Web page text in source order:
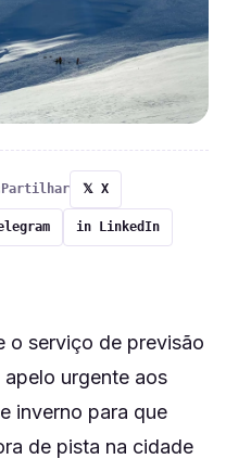
Partilhar 𝕏 X
in LinkedIn
o serviço de previsão
urgente aos
inverno para que
de pista na cidade